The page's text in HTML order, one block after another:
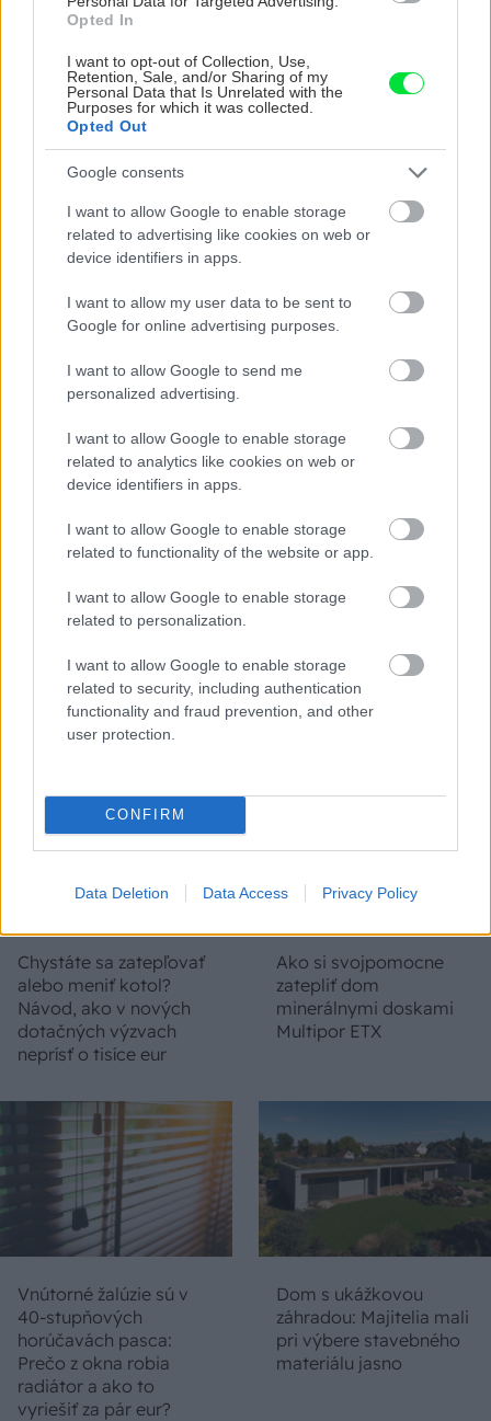
Opted In
I want to opt-out of Collection, Use,
Retention, Sale, and/or Sharing of my
Personal Data that Is Unrelated with the
Purposes for which it was collected.
Opted Out
Google consents
I want to allow Google to enable storage
related to advertising like cookies on web or
device identifiers in apps.
I want to allow my user data to be sent to
Google for online advertising purposes.
I want to allow Google to send me
personalized advertising.
I want to allow Google to enable storage
related to analytics like cookies on web or
device identifiers in apps.
I want to allow Google to enable storage
related to functionality of the website or app.
I want to allow Google to enable storage
related to personalization.
I want to allow Google to enable storage
related to security, including authentication
functionality and fraud prevention, and other
user protection.
CONFIRM
Data Deletion Data Access Privacy Policy
starú chalupu na
nepoznanie: Keď
vojdete dnu, zabudnete,
dokáže aj podpísať.
Slovák sa nebál a v
duchu tradícií
Temné stránky chalúp:
skrytých chýb, ktoré
vás môžu nepríjemne
Žena, búracie kladivo a
premena zrubu z roku
DOM
Chystáte sa zatepľovať
alebo meniť kotol?
Návod, ako v nových
dotačných výzvach
neprísť o tisíce eur
Ako si svojpomocne
zatepliť dom
minerálnymi doskami
Multipor ETX
Vnútorné žalúzie sú v
40-stupňových
horúčavách pasca:
Prečo z okna robia
radiátor a ako to
vyriešiť za pár eur?
Dom s ukážkovou
záhradou: Majitelia mali
pri výbere stavebného
materiálu jasno